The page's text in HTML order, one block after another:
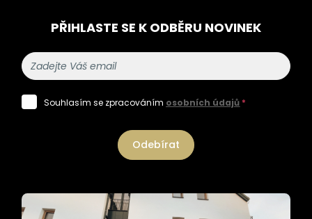
PŘIHLASTE SE K ODBĚRU NOVINEK
Souhlasím se zpracováním osobních údajů *
Odebírat